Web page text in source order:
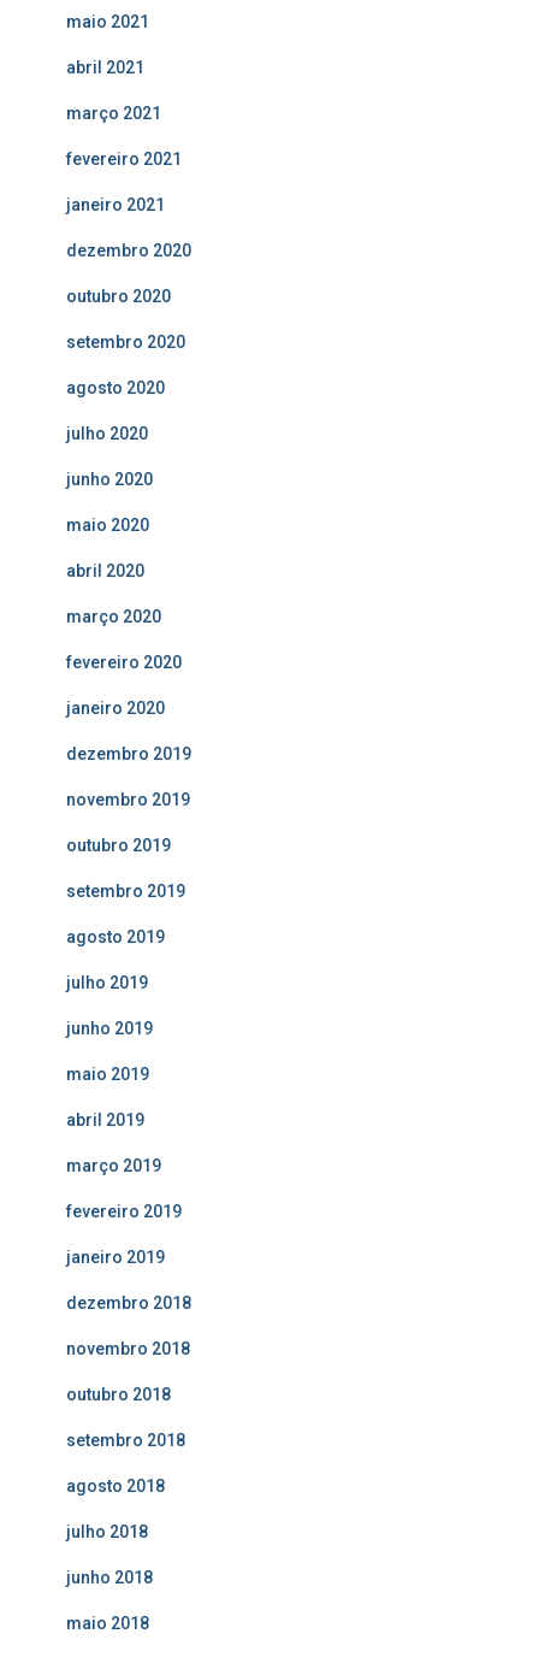
maio 2021
abril 2021
março 2021
fevereiro 2021
janeiro 2021
dezembro 2020
outubro 2020
setembro 2020
agosto 2020
julho 2020
junho 2020
maio 2020
abril 2020
março 2020
fevereiro 2020
janeiro 2020
dezembro 2019
novembro 2019
outubro 2019
setembro 2019
agosto 2019
julho 2019
junho 2019
maio 2019
abril 2019
março 2019
fevereiro 2019
janeiro 2019
dezembro 2018
novembro 2018
outubro 2018
setembro 2018
agosto 2018
julho 2018
junho 2018
maio 2018